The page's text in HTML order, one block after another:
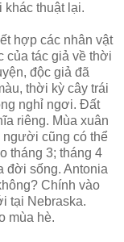
khác thuật lại.
hợp các nhân vật
của tác giả về thời
độc giả đã
thời kỳ cây trái
nghỉ ngơi. Đất
riêng. Mùa xuân
cũng có thể
tháng 3; tháng 4
đời sống. Antonia
Chính vào
tại Nebraska.
mùa hè.